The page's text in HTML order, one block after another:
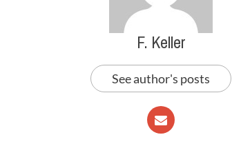
F. Keller
See author's posts